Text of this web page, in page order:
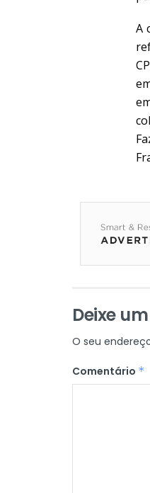
A
Deixe
O seu
Comentário *